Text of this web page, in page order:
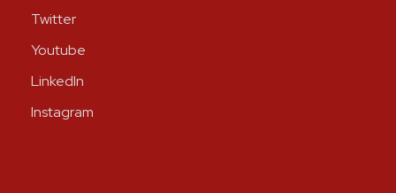
Twitter
Youtube
LinkedIn
Instagram